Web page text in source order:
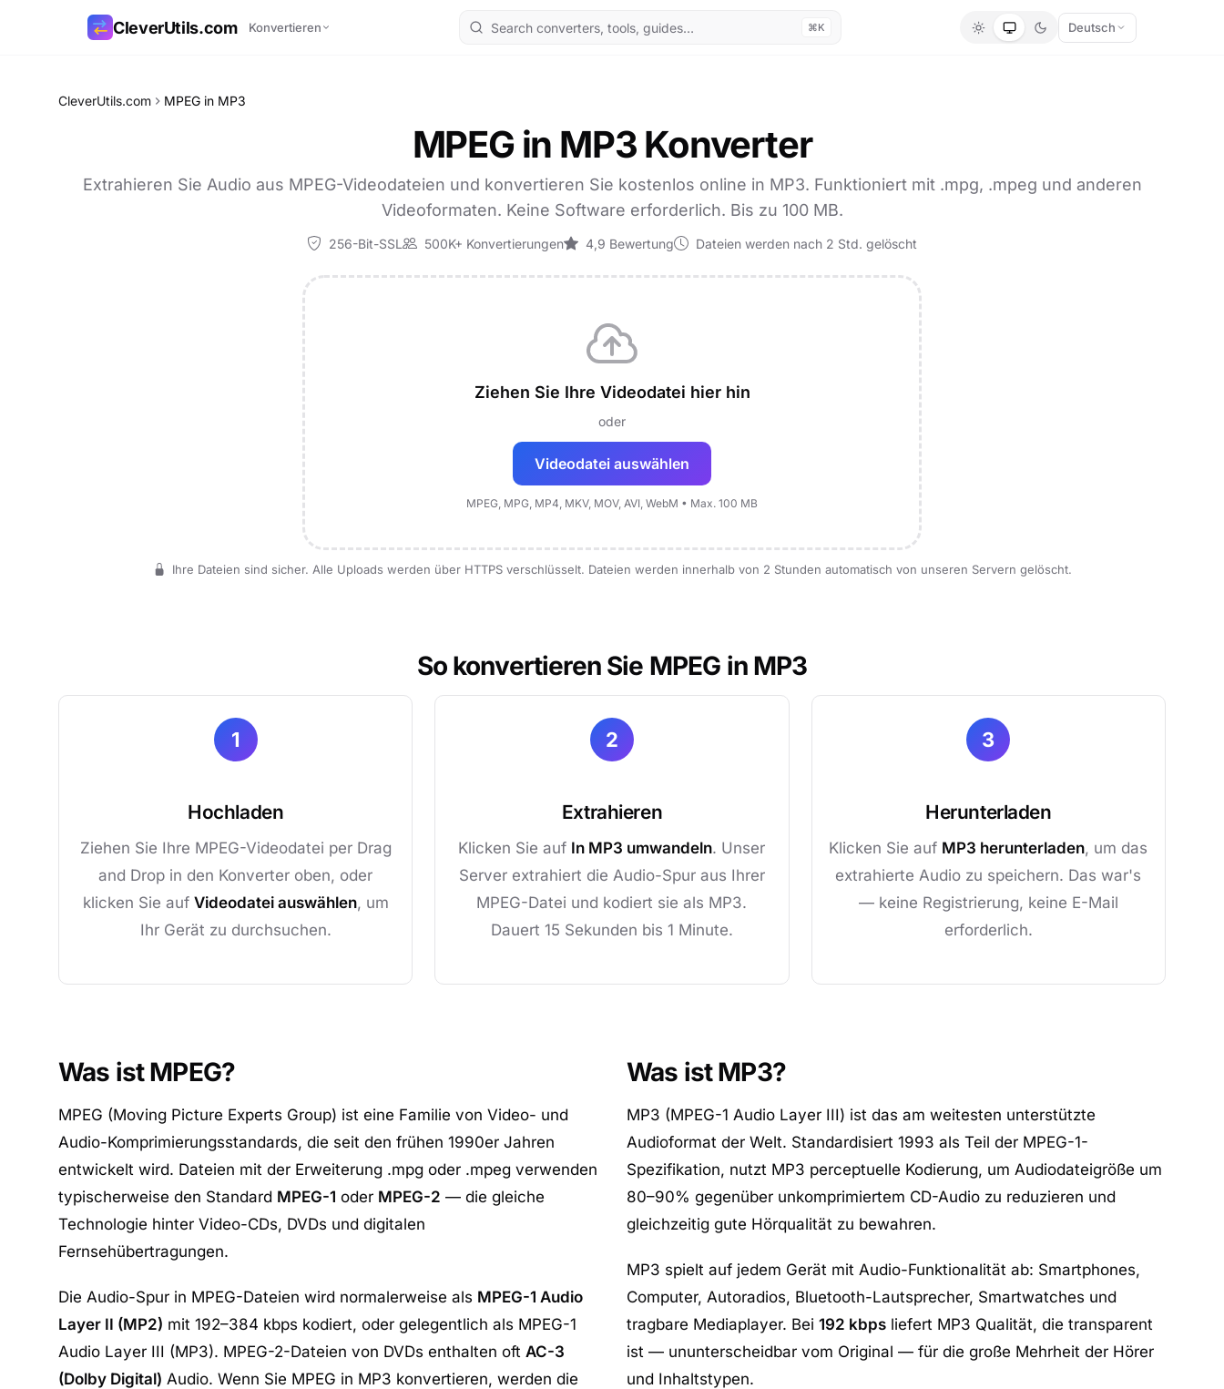
CleverUtils.com Konvertieren ⌘K Deutsch
CleverUtils.com MPEG in MP3
MPEG in MP3 Konverter
Extrahieren Sie Audio aus MPEG-Videodateien und konvertieren Sie kostenlos online in MP3. Funktioniert mit .mpg, .mpeg und anderen
Videoformaten. Keine Software erforderlich. Bis zu 100 MB.
256-Bit-SSL 500K+ Konvertierungen 4,9 Bewertung Dateien werden nach 2 Std. gelöscht
Ziehen Sie Ihre Videodatei hier hin
oder
Videodatei auswählen
MPEG, MPG, MP4, MKV, MOV, AVI, WebM • Max. 100 MB
Ihre Dateien sind sicher. Alle Uploads werden über HTTPS verschlüsselt. Dateien werden innerhalb von 2 Stunden automatisch von unseren Servern gelöscht.
So konvertieren Sie MPEG in MP3
1
Hochladen
Ziehen Sie Ihre MPEG-Videodatei per Drag
and Drop in den Konverter oben, oder
klicken Sie auf Videodatei auswählen, um
Ihr Gerät zu durchsuchen.
2
Extrahieren
Klicken Sie auf In MP3 umwandeln. Unser
Server extrahiert die Audio-Spur aus Ihrer
MPEG-Datei und kodiert sie als MP3.
Dauert 15 Sekunden bis 1 Minute.
3
Herunterladen
Klicken Sie auf MP3 herunterladen, um das
extrahierte Audio zu speichern. Das war's
— keine Registrierung, keine E-Mail
erforderlich.
Was ist MPEG?
MPEG (Moving Picture Experts Group) ist eine Familie von Video- und
Audio-Komprimierungsstandards, die seit den frühen 1990er Jahren
entwickelt wird. Dateien mit der Erweiterung .mpg oder .mpeg verwenden
typischerweise den Standard MPEG-1 oder MPEG-2 — die gleiche
Technologie hinter Video-CDs, DVDs und digitalen
Fernsehübertragungen.
Die Audio-Spur in MPEG-Dateien wird normalerweise als MPEG-1 Audio
Layer II (MP2) mit 192–384 kbps kodiert, oder gelegentlich als MPEG-1
Audio Layer III (MP3). MPEG-2-Dateien von DVDs enthalten oft AC-3
(Dolby Digital) Audio. Wenn Sie MPEG in MP3 konvertieren, werden die
Was ist MP3?
MP3 (MPEG-1 Audio Layer III) ist das am weitesten unterstützte
Audioformat der Welt. Standardisiert 1993 als Teil der MPEG-1-
Spezifikation, nutzt MP3 perceptuelle Kodierung, um Audiodateigröße um
80–90% gegenüber unkomprimiertem CD-Audio zu reduzieren und
gleichzeitig gute Hörqualität zu bewahren.
MP3 spielt auf jedem Gerät mit Audio-Funktionalität ab: Smartphones,
Computer, Autoradios, Bluetooth-Lautsprecher, Smartwatches und
tragbare Mediaplayer. Bei 192 kbps liefert MP3 Qualität, die transparent
ist — ununterscheidbar vom Original — für die große Mehrheit der Hörer
und Inhaltstypen.